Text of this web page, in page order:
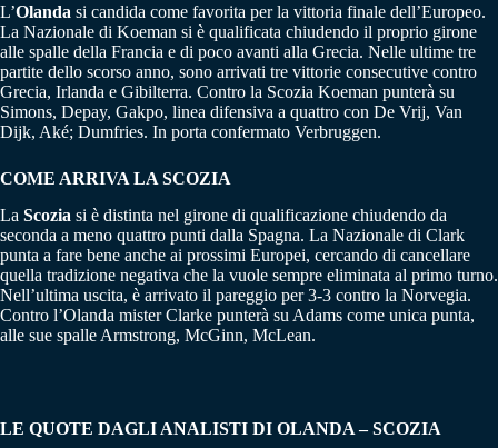
L’Olanda si candida come favorita per la vittoria finale dell’Europeo.
La Nazionale di Koeman si è qualificata chiudendo il proprio girone
alle spalle della Francia e di poco avanti alla Grecia. Nelle ultime tre
partite dello scorso anno, sono arrivati tre vittorie consecutive contro
Grecia, Irlanda e Gibilterra. Contro la Scozia Koeman punterà su
Simons, Depay, Gakpo, linea difensiva a quattro con De Vrij, Van
Dijk, Aké; Dumfries. In porta confermato Verbruggen.
COME ARRIVA LA SCOZIA
La Scozia si è distinta nel girone di qualificazione chiudendo da
seconda a meno quattro punti dalla Spagna. La Nazionale di Clark
punta a fare bene anche ai prossimi Europei, cercando di cancellare
quella tradizione negativa che la vuole sempre eliminata al primo turno.
Nell’ultima uscita, è arrivato il pareggio per 3-3 contro la Norvegia.
Contro l’Olanda mister Clarke punterà su Adams come unica punta,
alle sue spalle Armstrong, McGinn, McLean.
LE QUOTE DAGLI ANALISTI DI OLANDA – SCOZIA